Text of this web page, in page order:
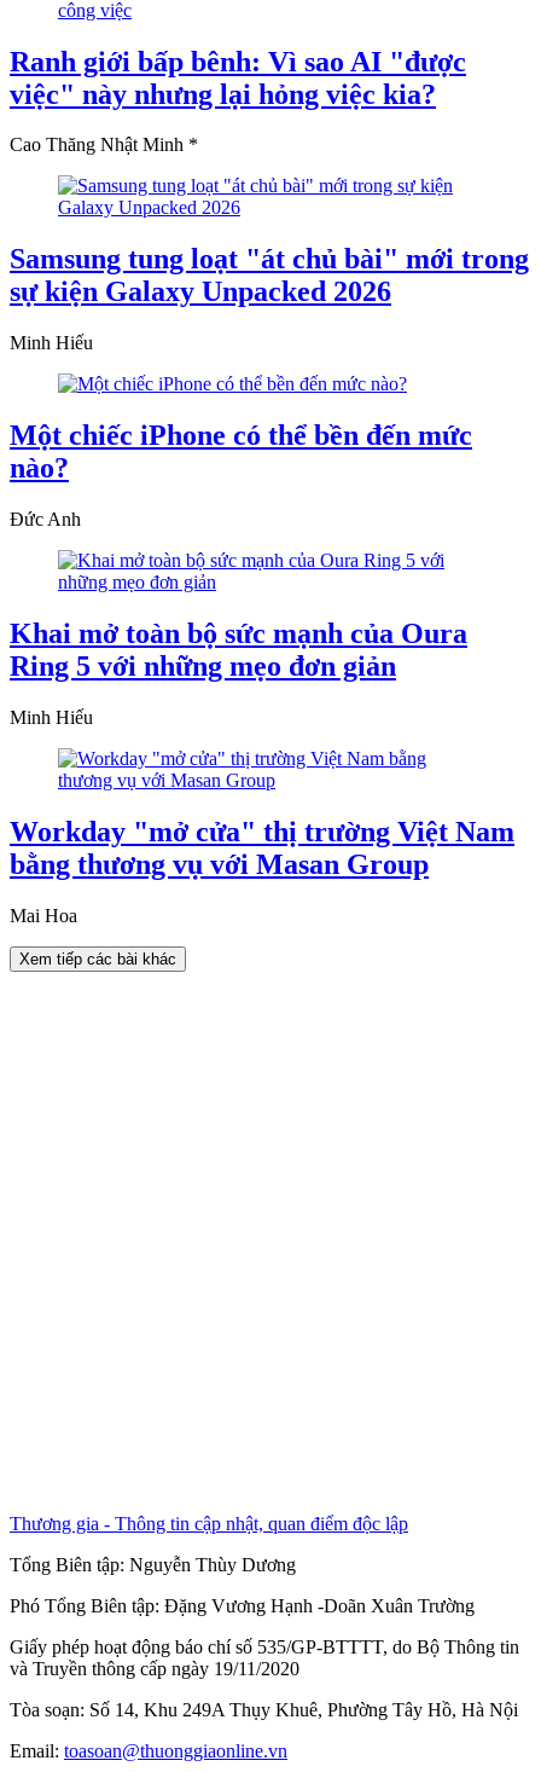
Ranh giới bấp bênh: Vì sao AI "được
việc" này nhưng lại hỏng việc kia?
Cao Thăng Nhật Minh *
Samsung tung loạt "át chủ bài" mới trong
sự kiện Galaxy Unpacked 2026
Minh Hiếu
Một chiếc iPhone có thể bền đến mức
nào?
Đức Anh
Khai mở toàn bộ sức mạnh của Oura
Ring 5 với những mẹo đơn giản
Minh Hiếu
Workday "mở cửa" thị trường Việt Nam
bằng thương vụ với Masan Group
Mai Hoa
Xem tiếp các bài khác
Thương gia - Thông tin cập nhật, quan điểm độc lập
Tổng Biên tập: Nguyễn Thùy Dương
Phó Tổng Biên tập: Đặng Vương Hạnh -Doãn Xuân Trường
Giấy phép hoạt động báo chí số 535/GP-BTTTT, do Bộ Thông tin
và Truyền thông cấp ngày 19/11/2020
Tòa soạn: Số 14, Khu 249A Thụy Khuê, Phường Tây Hồ, Hà Nội
Email: toasoan@thuonggiaonline.vn